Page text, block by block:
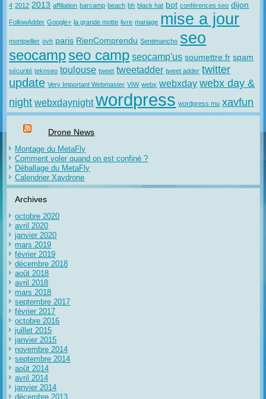
4 2012 2013 affiliation barcamp beach bh black hat bot conférences seo dijon
FollowAdder Google+ la grande motte livre mariage mise a jour
montpellier ovh paris RienComprendu Sentimancho seo
seocampseo camp seocamp'us soumettre.fr spam
sécurité teknseo toulouse tweet tweetadder tweet adder twitter
update Very Important Webmaster VIW webx webxday webx day &
night webxdaynight wordpress wordpress mu xavfun
Drone News
Montage du MetaFly
Comment voler quand on est confiné ?
Déballage du MetaFly
Calendrier Xavdrone
Archives
octobre 2020
avril 2020
janvier 2020
mars 2019
février 2019
décembre 2018
août 2018
avril 2018
mars 2018
septembre 2017
février 2017
octobre 2016
juillet 2015
janvier 2015
novembre 2014
septembre 2014
août 2014
avril 2014
janvier 2014
décembre 2013